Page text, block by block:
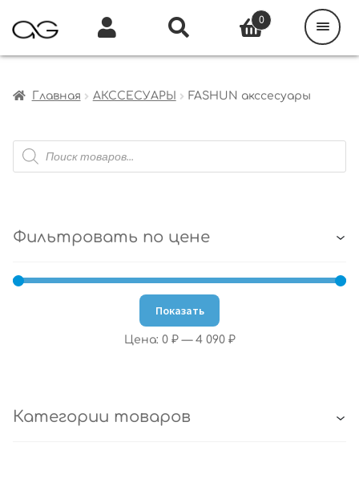
Главная АКССЕСУАРЫ FASHUN акссесуары
Поиск
товаров
Фильтровать по цене
Показать
Цена: 0 ₽— 4 090 ₽
Категории товаров
0